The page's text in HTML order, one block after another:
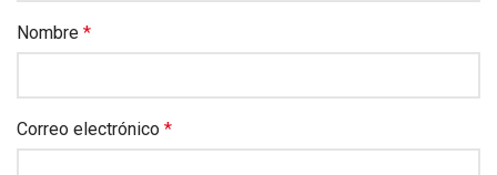
Nombre *
Correo electrónico *